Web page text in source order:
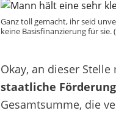
Ganz toll gemacht, ihr seid
keine Basisfinanzierung für sie.
Okay, an dieser
staatliche
Gesamtsumme, die